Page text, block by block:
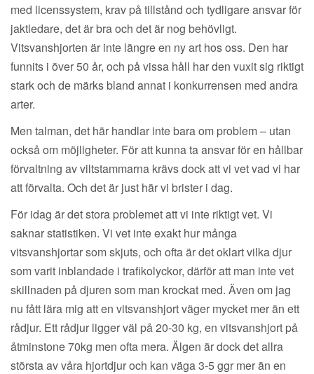
med licenssystem, krav på tillstånd och tydligare ansvar för
jaktledare, det är bra och det är nog behövligt.
Vitsvanshjorten är inte längre en ny art hos oss. Den har
funnits i över 50 år, och på vissa håll har den vuxit sig riktigt
stark och de märks bland annat i konkurrensen med andra
arter.
Men talman, det här handlar inte bara om problem – utan
också om möjligheter. För att kunna ta ansvar för en hållbar
förvaltning av viltstammarna krävs dock att vi vet vad vi har
att förvalta. Och det är just här vi brister i dag.
För idag är det stora problemet att vi inte riktigt vet. Vi
saknar statistiken. Vi vet inte exakt hur många
vitsvanshjortar som skjuts, och ofta är det oklart vilka djur
som varit inblandade i trafikolyckor, därför att man inte vet
skillnaden på djuren som man krockat med. Även om jag
nu fått lära mig att en vitsvanshjort väger mycket mer än ett
rådjur. Ett rådjur ligger väl på 20-30 kg, en vitsvanshjort på
åtminstone 70kg men ofta mera. Älgen är dock det allra
största av våra hjortdjur och kan väga 3-5 ggr mer än en